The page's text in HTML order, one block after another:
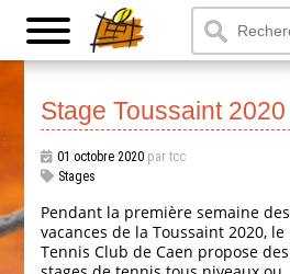
Stage Toussaint 2020
01 octobre 2020 par tcc
Stages
Pendant la première semaine des
vacances de la Toussaint 2020, le
Tennis Club de Caen propose des